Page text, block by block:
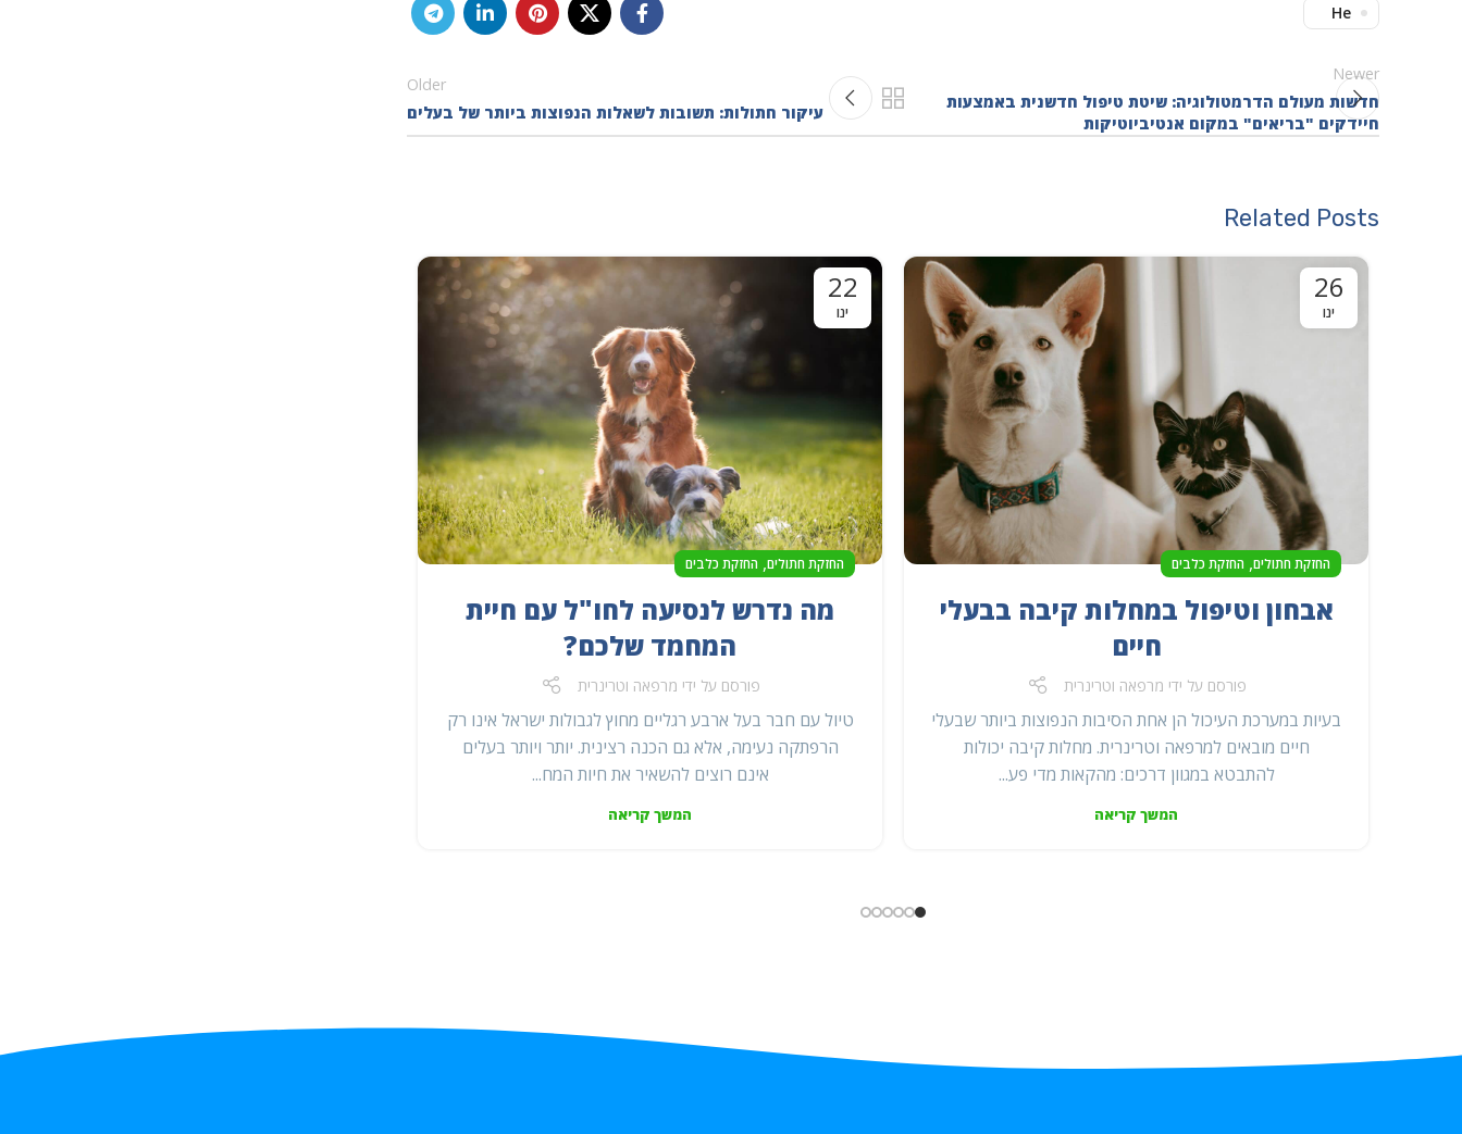
He
Newer
חדשות מעולם הדרמטולוגיה: שיטת טיפול חדשנית באמצעות
חיידקים "בריאים" במקום אנטיביוטיקות
Older
עיקור חתולות: תשובות לשאלות הנפוצות ביותר של בעלים
Related Posts
26
ינו
החזקת חתולים, החזקת כלבים
אבחון וטיפול במחלות קיבה בבעלי
חיים
פורסם על ידי מרפאה וטרינרית
בעיות במערכת העיכול הן אחת הסיבות הנפוצות ביותר שבעלי
חיים מובאים למרפאה וטרינרית. מחלות קיבה יכולות
להתבטא במגוון דרכים: מהקאות מדי פע...
המשך קריאה
22
ינו
החזקת חתולים, החזקת כלבים
מה נדרש לנסיעה לחו"ל עם חיית
המחמד שלכם?
פורסם על ידי מרפאה וטרינרית
טיול עם חבר בעל ארבע רגליים מחוץ לגבולות ישראל אינו רק
הרפתקה נעימה, אלא גם הכנה רצינית. יותר ויותר בעלים
אינם רוצים להשאיר את חיות המח...
המשך קריאה